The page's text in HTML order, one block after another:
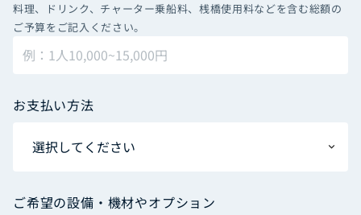
料理、ドリンク、チャーター乗船料、桟橋使用料などを含む総額の
ご予算をご記入ください。
お支払い方法
ご希望の設備・機材やオプション